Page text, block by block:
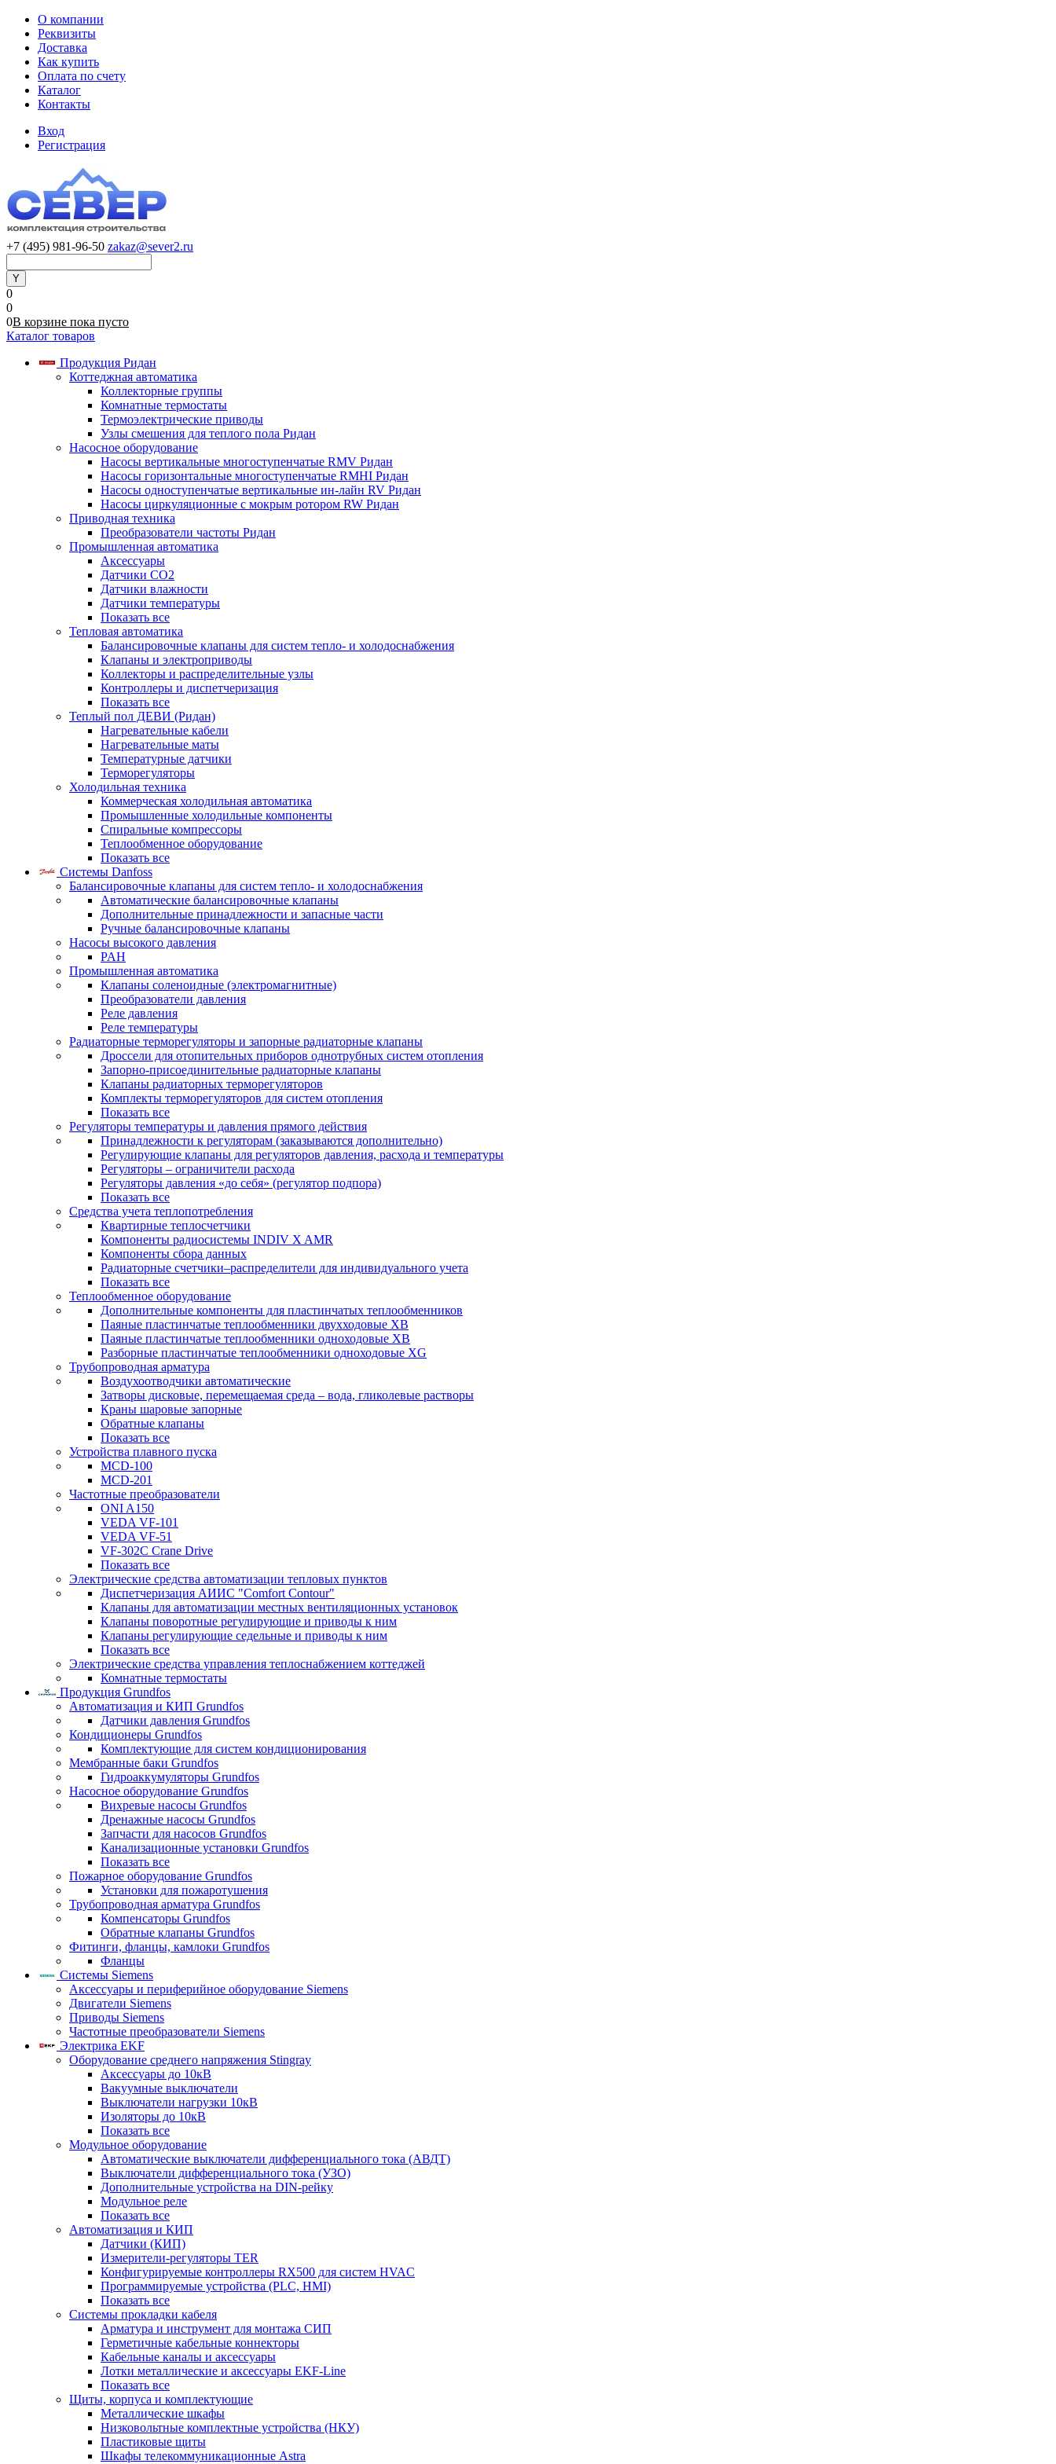
О компании
Реквизиты
Доставка
Как купить
Оплата по счету
Каталог
Контакты
Вход
Регистрация
+7 (495) 981-96-50 zakaz@sever2.ru
0
0
0В корзине пока пусто
Каталог товаров
Продукция Ридан
Коттеджная автоматика
Коллекторные группы
Комнатные термостаты
Термоэлектрические приводы
Узлы смешения для теплого пола Ридан
Насосное оборудование
Насосы вертикальные многоступенчатые RMV Ридан
Насосы горизонтальные многоступенчатые RMHI Ридан
Насосы одноступенчатые вертикальные ин-лайн RV Ридан
Насосы циркуляционные с мокрым ротором RW Ридан
Приводная техника
Преобразователи частоты Ридан
Промышленная автоматика
Аксессуары
Датчики CO2
Датчики влажности
Датчики температуры
Показать все
Тепловая автоматика
Балансировочные клапаны для систем тепло- и холодоснабжения
Клапаны и электроприводы
Коллекторы и распределительные узлы
Контроллеры и диспетчеризация
Показать все
Теплый пол ДЕВИ (Ридан)
Нагревательные кабели
Нагревательные маты
Температурные датчики
Терморегуляторы
Холодильная техника
Коммерческая холодильная автоматика
Промышленные холодильные компоненты
Спиральные компрессоры
Теплообменное оборудование
Показать все
Системы Danfoss
Балансировочные клапаны для систем тепло- и холодоснабжения
Автоматические балансировочные клапаны
Дополнительные принадлежности и запасные части
Ручные балансировочные клапаны
Насосы высокого давления
PAH
Промышленная автоматика
Клапаны соленоидные (электромагнитные)
Преобразователи давления
Реле давления
Реле температуры
Радиаторные терморегуляторы и запорные радиаторные клапаны
Дроссели для отопительных приборов однотрубных систем отопления
Запорно-присоединительные радиаторные клапаны
Клапаны радиаторных терморегуляторов
Комплекты терморегуляторов для систем отопления
Показать все
Регуляторы температуры и давления прямого действия
Принадлежности к регуляторам (заказываются дополнительно)
Регулирующие клапаны для регуляторов давления, расхода и температуры
Регуляторы – ограничители расхода
Регуляторы давления «до себя» (регулятор подпора)
Показать все
Средства учета теплопотребления
Квартирные теплосчетчики
Компоненты радиосистемы INDIV X AMR
Компоненты сбора данных
Радиаторные счетчики–распределители для индивидуального учета
Показать все
Теплообменное оборудование
Дополнительные компоненты для пластинчатых теплообменников
Паяные пластинчатые теплообменники двухходовые XB
Паяные пластинчатые теплообменники одноходовые ХВ
Разборные пластинчатые теплообменники одноходовые ХG
Трубопроводная арматура
Воздухоотводчики автоматические
Затворы дисковые, перемещаемая среда – вода, гликолевые растворы
Краны шаровые запорные
Обратные клапаны
Показать все
Устройства плавного пуска
MCD-100
MCD-201
Частотные преобразователи
ONI A150
VEDA VF-101
VEDA VF-51
VF-302C Crane Drive
Показать все
Электрические средства автоматизации тепловых пунктов
Диспетчеризация АИИС "Comfort Contour"
Клапаны для автоматизации местных вентиляционных установок
Клапаны поворотные регулирующие и приводы к ним
Клапаны регулирующие седельные и приводы к ним
Показать все
Электрические средства управления теплоснабжением коттеджей
Комнатные термостаты
Продукция Grundfos
Автоматизация и КИП Grundfos
Датчики давления Grundfos
Кондиционеры Grundfos
Комплектующие для систем кондиционирования
Мембранные баки Grundfos
Гидроаккумуляторы Grundfos
Насосное оборудование Grundfos
Вихревые насосы Grundfos
Дренажные насосы Grundfos
Запчасти для насосов Grundfos
Канализационные установки Grundfos
Показать все
Пожарное оборудование Grundfos
Установки для пожаротушения
Трубопроводная арматура Grundfos
Компенсаторы Grundfos
Обратные клапаны Grundfos
Фитинги, фланцы, камлоки Grundfos
Фланцы
Системы Siemens
Аксессуары и периферийное оборудование Siemens
Двигатели Siemens
Приводы Siemens
Частотные преобразователи Siemens
Электрика EKF
Оборудование среднего напряжения Stingray
Аксессуары до 10кВ
Вакуумные выключатели
Выключатели нагрузки 10кВ
Изоляторы до 10кВ
Показать все
Модульное оборудование
Автоматические выключатели дифференциального тока (АВДТ)
Выключатели дифференциального тока (УЗО)
Дополнительные устройства на DIN-рейку
Модульное реле
Показать все
Автоматизация и КИП
Датчики (КИП)
Измерители-регуляторы TER
Конфигурируемые контроллеры RX500 для систем HVAC
Программируемые устройства (PLC, HMI)
Показать все
Системы прокладки кабеля
Арматура и инструмент для монтажа СИП
Герметичные кабельные коннекторы
Кабельные каналы и аксессуары
Лотки металлические и аксессуары EKF-Line
Показать все
Щиты, корпуса и комплектующие
Металлические шкафы
Низковольтные комплектные устройства (НКУ)
Пластиковые щиты
Шкафы телекоммуникационные Astra